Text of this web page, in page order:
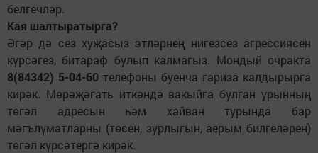
белгечләр.
Кая шалтыратырга?
Әгәр дә сез хуҗасыз этләрнең нигезсез агрессиясен
күрсәгез, битараф булып калмагыз. Мондый очракта
8(84342) 5-04-60 телефоны буенча гариза калдырырга
кирәк. Мөрәҗәгать иткәндә вакыйга булган урынның
төгәл адресын һәм хайван турында бар
мәгълүматларны (төсен, зурлыгын, аерым билгеләрен)
төгәл күрсәтергә кирәк.